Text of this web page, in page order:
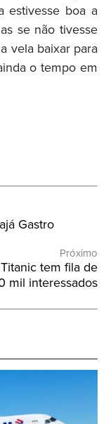
estivesse boa a
se não tivesse
vela baixar para
o tempo em
Gastro
Próximo
tem fila de
mil interessados